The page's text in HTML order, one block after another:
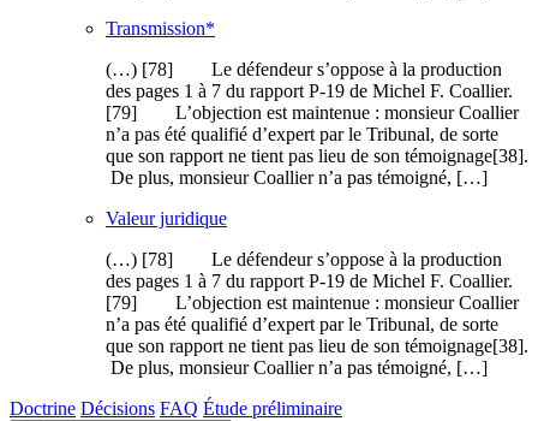
Transmission*
(…) [78] Le défendeur s’oppose à la production
des pages 1 à 7 du rapport P-19 de Michel F. Coallier.
[79] L’objection est maintenue : monsieur Coallier
n’a pas été qualifié d’expert par le Tribunal, de sorte
que son rapport ne tient pas lieu de son témoignage[38].
De plus, monsieur Coallier n’a pas témoigné, […]
Valeur juridique
(…) [78] Le défendeur s’oppose à la production
des pages 1 à 7 du rapport P-19 de Michel F. Coallier.
[79] L’objection est maintenue : monsieur Coallier
n’a pas été qualifié d’expert par le Tribunal, de sorte
que son rapport ne tient pas lieu de son témoignage[38].
De plus, monsieur Coallier n’a pas témoigné, […]
Doctrine Décisions FAQ Étude préliminaire